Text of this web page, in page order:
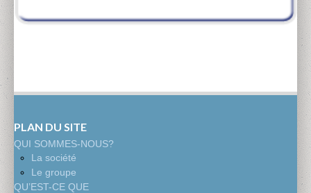
PLAN DU SITE
QUI SOMMES-NOUS?
La société
Le groupe
QU’EST-CE QUE